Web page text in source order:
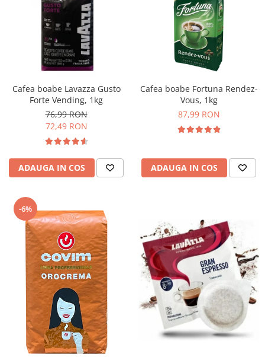
Accesorii
Complementare
Diverse
Pahare de cafea
Consumabile
Ciocolata calda
Lapte instant
Pliculete Zahar si Miere
Siropuri
Topping
Aparate SH
Promotii
Stabilizatoare tensiune
Piese schimb espressoare
Cafea boabe Lavazza Gusto
Forte Vending, 1kg
76,99 RON
72,49 RON
ADAUGA IN COS
Cafea boabe Fortuna Rendez-
Vous, 1kg
87,99 RON
ADAUGA IN COS
-6%